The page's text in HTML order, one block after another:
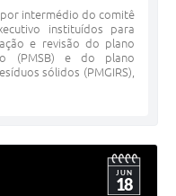
intermédio do comitê
instituídos para
e revisão do plano
(PMSB) e do plano
sólidos (PMGIRS),
JUN
18